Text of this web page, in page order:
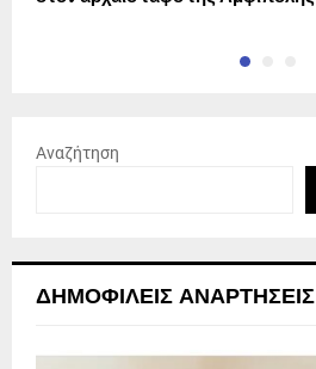
Αναζήτηση
ΔΗΜΟΦΙΛΕΊΣ ΑΝΑΡΤΉΣΕΙΣ